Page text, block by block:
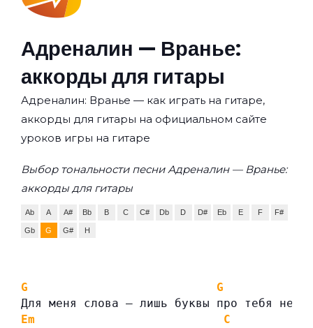
Адреналин — Вранье:
аккорды для гитары
Адреналин: Вранье — как играть на гитаре,
аккорды для гитары на официальном сайте
уроков игры на гитаре
Выбор тональности песни Адреналин — Вранье:
аккорды для гитары
Ab A A# Bb B C C# Db D D# Eb E F F#
Gb G G# H
G
G
Для меня слова — лишь буквы про тебя не
Em
C